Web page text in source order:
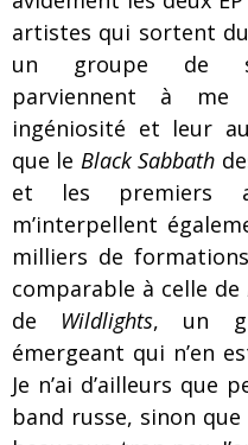
artistes qui sortent
un groupe de
parviennent à
ingéniosité et leur
que le Black Sabbath
et les premiers
m’interpellent
milliers de
comparable à celle de
de Wildlights, un
émergeant qui n’en
Je n’ai d’ailleurs que
band russe, sinon que